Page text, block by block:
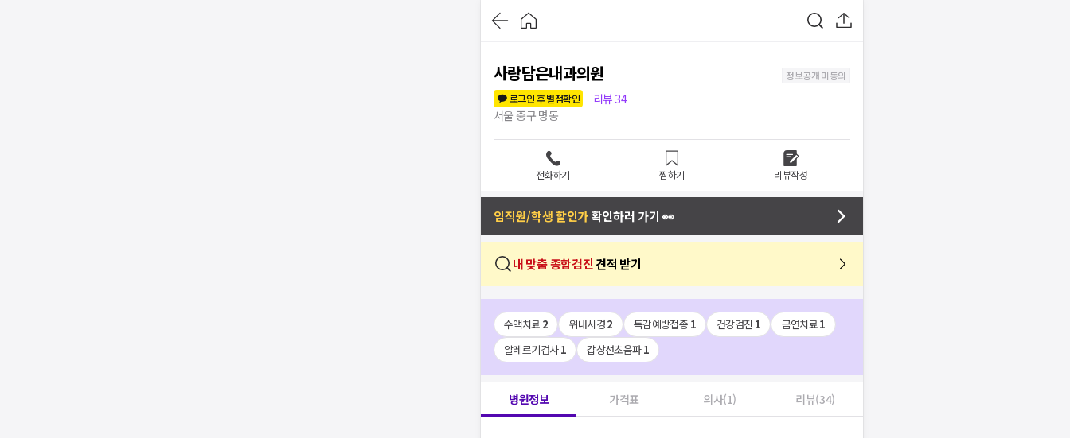
사랑담은내과의원
정보공개 미동의
로그인 후 별점확인
리뷰 34
서울 중구 명동
전화하기 찜하기 리뷰작성
임직원/학생 할인가확인하러 가기 👀
내 맞춤 종합검진 견적 받기
수액치료 2 위내시경2 독감예방접종 1 건강검진 1 금연치료1
알레르기검사1 갑상선초음파1
병원정보 가격표 의사(1) 리뷰(34)